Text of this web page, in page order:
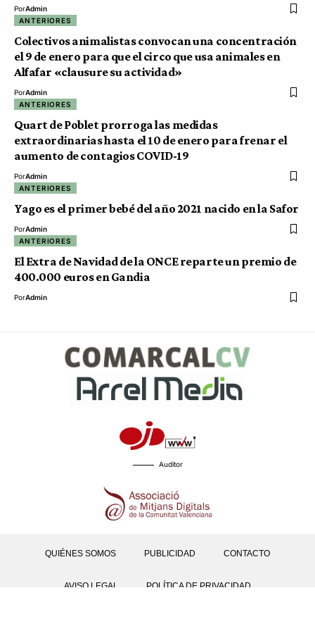
PorAdmin
ANTERIORES
Colectivos animalistas convocan una concentración
el 9 de enero para que el circo que usa animales en
Alfafar «clausure su actividad»
PorAdmin
ANTERIORES
Quart de Poblet prorroga las medidas
extraordinarias hasta el 10 de enero para frenar el
aumento de contagios COVID-19
PorAdmin
ANTERIORES
Yago es el primer bebé del año 2021 nacido en la Safor
PorAdmin
ANTERIORES
El Extra de Navidad de la ONCE reparte un premio de
400.000 euros en Gandia
PorAdmin
Auditor
QUIÉNES SOMOS PUBLICIDAD CONTACTO
AVISO LEGAL POLÍTICA DE PRIVACIDAD